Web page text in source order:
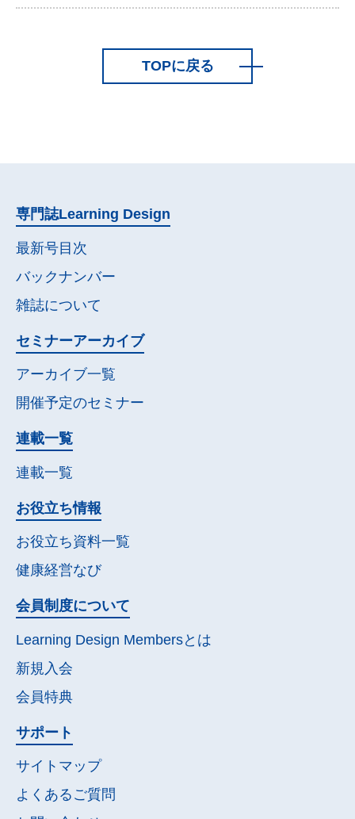
TOPに戻る
専門誌Learning Design
最新号目次
バックナンバー
雑誌について
セミナーアーカイブ
アーカイブ一覧
開催予定のセミナー
連載一覧
連載一覧
お役立ち情報
お役立ち資料一覧
健康経営なび
会員制度について
Learning Design Membersとは
新規入会
会員特典
サポート
サイトマップ
よくあるご質問